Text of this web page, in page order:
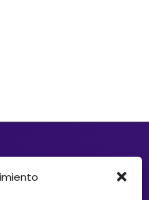
soluciones de
mecenazgo o
que